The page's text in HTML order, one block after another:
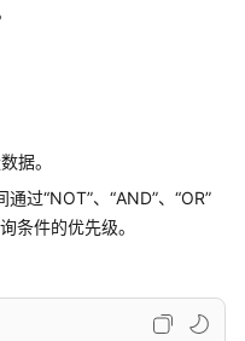
据。
通过“NOT”、 “AND”、 “OR”
条件的优先级。